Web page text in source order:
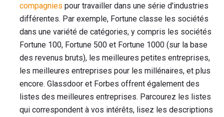
compagnies pour travailler dans une série d'industries
différentes. Par exemple, Fortune classe les sociétés
dans une variété de catégories, y compris les sociétés
Fortune 100, Fortune 500 et Fortune 1000 (sur la base
des revenus bruts), les meilleures petites entreprises,
les meilleures entreprises pour les millénaires, et plus
encore. Glassdoor et Forbes offrent également des
listes des meilleures entreprises. Parcourez les listes
qui correspondent à vos intérêts, lisez les descriptions